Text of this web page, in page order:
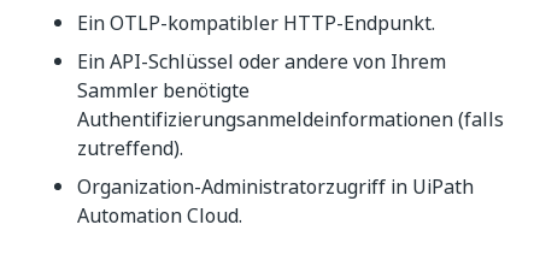
Ein OTLP-kompatibler HTTP-Endpunkt.
Ein API-Schlüssel oder andere von Ihrem
Sammler benötigte
Authentifizierungsanmeldeinformationen (falls
zutreffend).
Organization-Administratorzugriff in UiPath
Automation Cloud.